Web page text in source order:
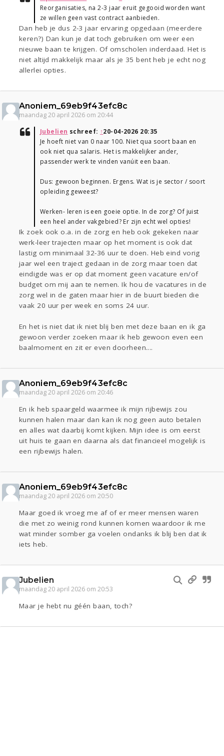
Reorganisaties, na 2-3 jaar eruit gegooid worden want
ze willen geen vast contract aanbieden.
Dan heb je dus 2-3 jaar ervaring opgedaan (meerdere
keren?) Dan kun je dat toch gebruiken om weer een
nieuwe baan te krijgen. Of omscholen inderdaad. Het is
niet altijd makkelijk maar als je 35 bent heb je echt nog
allerlei opties.
Anoniem_69eb9f43efc8c
maandag 20 april 2026 om 20:44
Jubelien schreef: ↑20-04-2026 20:35
Je hoeft niet van 0 naar 100. Niet qua soort baan en
ook niet qua salaris. Het is makkelijker ander,
passender werk te vinden vanúit een baan.
Dus: gewoon beginnen. Ergens. Wat is je sector / soort
opleiding geweest?
Werken- leren is een goeie optie. In de zorg? Of juist
een heel ander vakgebied? Er zijn echt wel opties!
Ik zoek ook o.a. in de zorg en heb ook gekeken naar
werk-leer trajecten maar op het moment is ook dat
lastig om minimaal 32-36 uur te doen. Heb eind vorig
jaar wel een traject gedaan in de zorg maar toen dat
eindigde was er op dat moment geen vacature en/of
budget om mij aan te nemen. Ik hou de vacatures in de
zorg wel in de gaten maar hier in de buurt bieden die
vaak 20 uur per week en soms 24 uur.
En het is niet dat ik niet blij ben met deze baan en ik ga
gewoon verder zoeken maar ik heb gewoon even een
baalmoment en zit er even doorheen....
Anoniem_69eb9f43efc8c
maandag 20 april 2026 om 20:46
En ik heb spaargeld waarmee ik mijn rijbewijs zou
kunnen halen maar dan kan ik nog geen auto betalen
en alles wat daarbij komt kijken. Mijn idee is om eerst
uit huis te gaan en daarna als dat financieel mogelijk is
een rijbewijs halen.
Anoniem_69eb9f43efc8c
maandag 20 april 2026 om 20:50
Maar goed ik vroeg me af of er meer mensen waren
die met zo weinig rond kunnen komen waardoor ik me
wat minder somber ga voelen ondanks ik blij ben dat ik
iets heb.
Jubelien
maandag 20 april 2026 om 20:53
Maar je hebt nu géén baan, toch?